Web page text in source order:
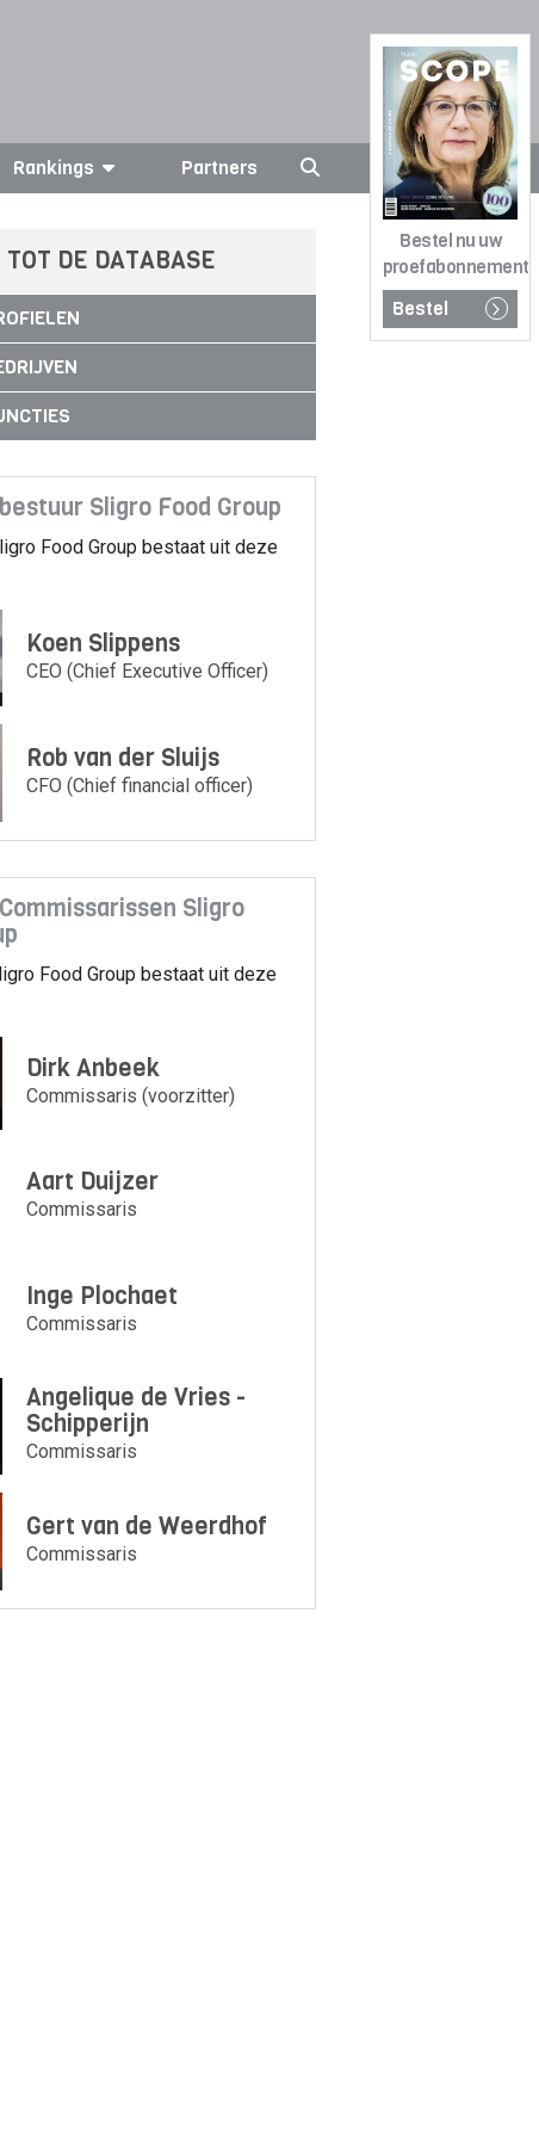
Bestel nu uw
proefabonnement
Bestel
Rankings Partners
TOT DE DATABASE
Sligro Food Group
Food Group bestaat uit deze
Koen Slippens
CEO (Chief Executive Officer)
Rob van der Sluijs
CFO (Chief financial officer)
Sligro
Food Group bestaat uit deze
Dirk Anbeek
Commissaris (voorzitter)
Aart Duijzer
Commissaris
Inge Plochaet
Commissaris
Angelique de Vries -
Schipperijn
Commissaris
Gert van de Weerdhof
Commissaris